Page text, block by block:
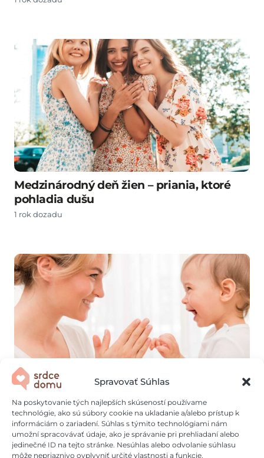
Spravovať Súhlas
Na poskytovanie tých najlepších skúseností používame
technológie, ako sú súbory cookie na ukladanie a/alebo prístup k
informáciám o zariadení. Súhlas s týmito technológiami nám
umožní spracovávať údaje, ako je správanie pri prehliadaní alebo
jedinečné ID na tejto stránke. Nesúhlas alebo odvolanie súhlasu
môže nepriaznivo ovplyvniť určité vlastnosti a funkcie.
Medzinárodný deň žien – priania, ktoré
pohladia dušu
1 rok dozadu
Kedy začínajú deti rozprávať? Míľniky vo
vývoji reči
1 rok dozadu